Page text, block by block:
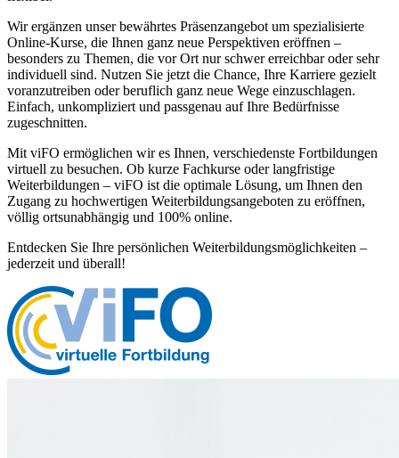
Wir ergänzen unser bewährtes Präsenzangebot um spezialisierte
Online-Kurse, die Ihnen ganz neue Perspektiven eröffnen –
besonders zu Themen, die vor Ort nur schwer erreichbar oder sehr
individuell sind. Nutzen Sie jetzt die Chance, Ihre Karriere gezielt
voranzutreiben oder beruflich ganz neue Wege einzuschlagen.
Einfach, unkompliziert und passgenau auf Ihre Bedürfnisse
zugeschnitten.
Mit viFO ermöglichen wir es Ihnen, verschiedenste Fortbildungen
virtuell zu besuchen. Ob kurze Fachkurse oder langfristige
Weiterbildungen – viFO ist die optimale Lösung, um Ihnen den
Zugang zu hochwertigen Weiterbildungsangeboten zu eröffnen,
völlig ortsunabhängig und 100% online.
Entdecken Sie Ihre persönlichen Weiterbildungsmöglichkeiten –
jederzeit und überall!